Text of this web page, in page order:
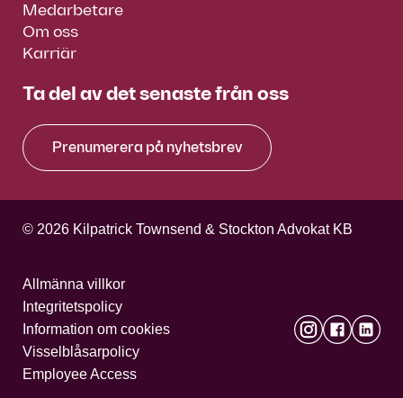
Medarbetare
Om oss
Karriär
Ta del av det senaste från oss
Prenumerera på nyhetsbrev
© 2026 Kilpatrick Townsend & Stockton Advokat KB
Allmänna villkor
Integritetspolicy
Information om cookies
Visselblåsarpolicy
Employee Access